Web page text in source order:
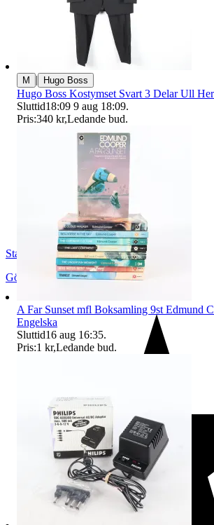
StadsmissionensSecondhandGbg
Göteborg
Sverige
M | Hugo Boss
Hugo Boss Kostymset Svart 3 Delar Ull
Sluttid18:09 9 aug 18:09.
Pris:340 kr,Ledande bud.
A Far Sunset mfl Boksamling 9st Edmund
Engelska
Sluttid16 aug 16:35.
Pris:1 kr,Ledande bud.